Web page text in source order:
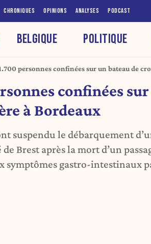
CHRONIQUES OPINIONS ANALYSES PODCAST
BELGIQUE POLITIQUE
personnes confinées sur un bateau de
confinées
à Bordeaux
suspendu le débarquement
Brest après la mort d’un
symptômes gastro-intestinaux